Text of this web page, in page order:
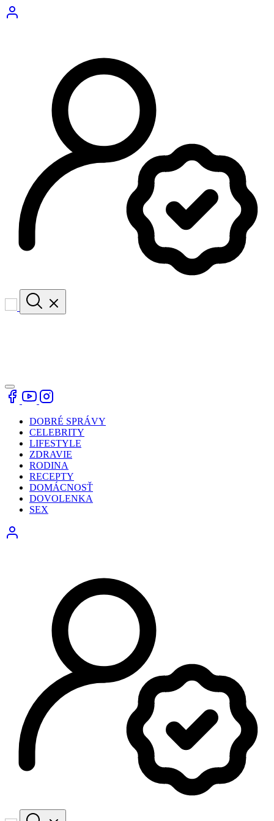
DOBRÉ SPRÁVY
CELEBRITY
LIFESTYLE
ZDRAVIE
RODINA
RECEPTY
DOMÁCNOSŤ
DOVOLENKA
SEX